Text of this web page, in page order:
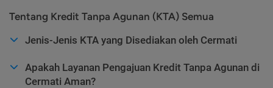
Tentang Kredit Tanpa Agunan (KTA) Semua
Jenis-Jenis KTA yang Disediakan oleh Cermati
Apakah Layanan Pengajuan Kredit Tanpa Agunan di
Cermati Aman?